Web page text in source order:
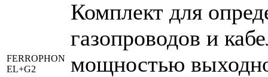
FERROPHON
EL+G2
Комплект для
газопроводов и
мощностью